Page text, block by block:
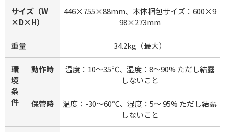
サイズ（W
×D×H）
446×755×88mm、本体梱包サイズ：600×9
98×273mm
重量 34.2kg（最大）
環
境
条
件
動作時
温度：10～35℃、湿度：8～90% ただし結露
しないこと
保管時
温度：-30～60℃、湿度：5～ 95% ただし結露
しないこと